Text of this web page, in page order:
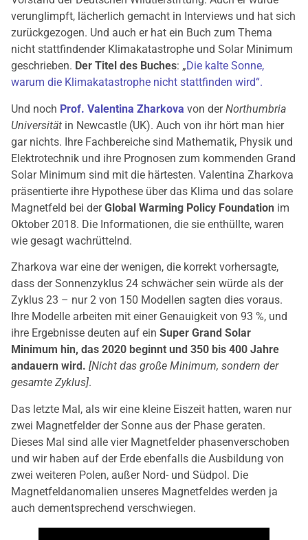
verunglimpft, lächerlich gemacht in Interviews und hat sich
zurückgezogen. Und auch er hat ein Buch zum Thema
nicht stattfindender Klimakatastrophe und Solar Minimum
geschrieben. Der Titel des Buches: „Die kalte Sonne,
warum die Klimakatastrophe nicht stattfinden wird“.
Und noch Prof. Valentina Zharkova von derNorthumbria
Universität in Newcastle (UK). Auch von ihr hört man hier
gar nichts. Ihre Fachbereiche sind Mathematik, Physik und
Elektrotechnik und ihre Prognosen zum kommenden Grand
Solar Minimum sind mit die härtesten. Valentina Zharkova
präsentierte ihre Hypothese über das Klima und das solare
Magnetfeld bei derGlobal Warming Policy Foundation im
Oktober 2018. Die Informationen, die sie enthüllte, waren
wie gesagt wachrüttelnd.
Zharkova war eine der wenigen, die korrekt vorhersagte,
dass der Sonnenzyklus 24 schwächer sein würde als der
Zyklus 23 – nur 2 von 150 Modellen sagten dies voraus.
Ihre Modelle arbeiten mit einer Genauigkeit von 93 %, und
ihre Ergebnisse deuten auf ein Super Grand Solar
Minimum hin, das 2020 beginnt und 350 bis 400 Jahre
andauern wird. [Nicht das große Minimum, sondern der
gesamte Zyklus].
Das letzte Mal, als wir eine kleine Eiszeit hatten, waren nur
zwei Magnetfelder der Sonne aus der Phase geraten.
Dieses Mal sind alle vier Magnetfelder phasenverschoben
und wir haben auf der Erde ebenfalls die Ausbildung von
zwei weiteren Polen, außer Nord- und Südpol. Die
Magnetfeldanomalien unseres Magnetfeldes werden ja
auch dementsprechend verschwiegen.